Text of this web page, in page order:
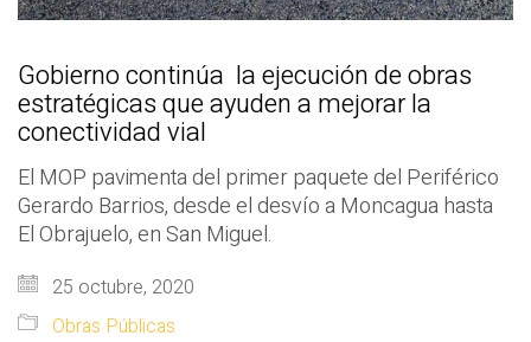
Gobierno continúa la ejecución de obras
estratégicas que ayuden a mejorar la
conectividad vial
El MOP pavimenta del primer paquete del Periférico
Gerardo Barrios, desde el desvío a Moncagua hasta
El Obrajuelo, en San Miguel.
25 octubre, 2020
Obras Públicas